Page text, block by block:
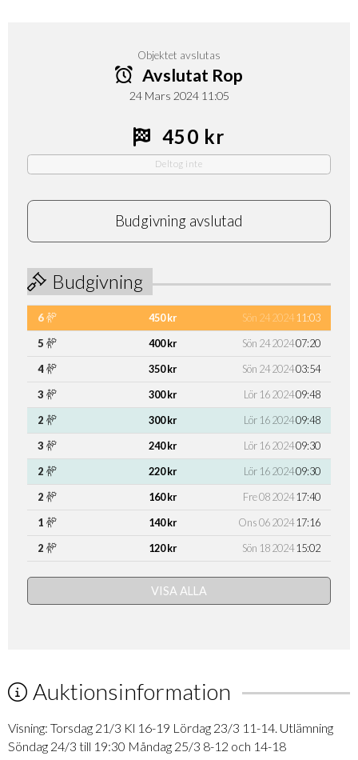
Objektet avslutas
Avslutat Rop
24 Mars 2024 11:05
450 kr
Deltog inte
Budgivning avslutad
Budgivning
6 450 kr Sön 24 202411:03
5
400 kr Sön 24 202407:20
4
350 kr Sön 24 202403:54
3
300 kr Lör 16 202409:48
2
300 kr Lör 16 202409:48
3
240 kr Lör 16 202409:30
2
220 kr Lör 16 202409:30
2
160 kr Fre 08 202417:40
1
140 kr Ons 06 202417:16
2
120 kr Sön 18 202415:02
VISA ALLA
Auktionsinformation
Visning: Torsdag 21/3 Kl 16-19 Lördag 23/3 11-14. Utlämning
Söndag 24/3 till 19:30 Måndag 25/3 8-12 och 14-18